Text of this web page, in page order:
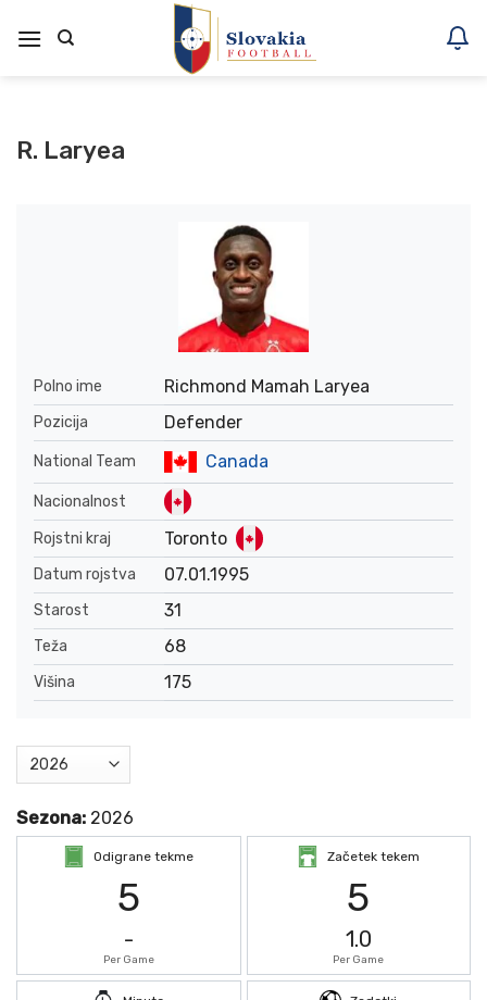
na
R. Laryea
Polno ime Richmond Mamah Laryea
Pozicija Defender
National Team Canada
Nacionalnost
Rojstni kraj
Toronto
Datum rojstva 07.01.1995
Starost 31
Teža 68
Višina 175
Sezona: 2026
Odigrane tekme
5
-
Per Game
Začetek tekem
5
1.0
Per Game